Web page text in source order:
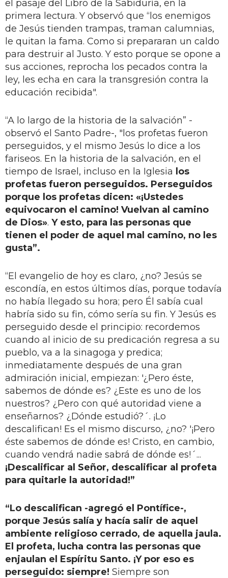
el pasaje del Libro de la Sabiduría, en la
primera lectura. Y observó que “los enemigos
de Jesús tienden trampas, traman calumnias,
le quitan la fama. Como si prepararan un caldo
para destruir al Justo. Y esto porque se opone a
sus acciones, reprocha los pecados contra la
ley, les echa en cara la transgresión contra la
educación recibida".
“A lo largo de la historia de la salvación” -
observó el Santo Padre-, "los profetas fueron
perseguidos, y el mismo Jesús lo dice a los
fariseos. En la historia de la salvación, en el
tiempo de Israel, incluso en la Iglesia los
profetas fueron perseguidos. Perseguidos
porque los profetas dicen: «¡Ustedes
equivocaron el camino! Vuelvan al camino
de Dios». Y esto, para las personas que
tienen el poder de aquel mal camino, no les
gusta”.
“El evangelio de hoy es claro, ¿no? Jesús se
escondía, en estos últimos días, porque todavía
no había llegado su hora; pero Él sabía cual
habría sido su fin, cómo sería su fin. Y Jesús es
perseguido desde el principio: recordemos
cuando al inicio de su predicación regresa a su
pueblo, va a la sinagoga y predica;
inmediatamente después de una gran
admiración inicial, empiezan: '¿Pero éste,
sabemos de dónde es? ¿Este es uno de los
nuestros? ¿Pero con qué autoridad viene a
enseñarnos? ¿Dónde estudió?´. ¡Lo
descalifican! Es el mismo discurso, ¿no? '¡Pero
éste sabemos de dónde es! Cristo, en cambio,
cuando vendrá nadie sabrá de dónde es!´...
¡Descalificar al Señor, descalificar al profeta
para quitarle la autoridad!”
“Lo descalifican -agregó el Pontífice-,
porque Jesús salía y hacía salir de aquel
ambiente religioso cerrado, de aquella jaula.
El profeta, lucha contra las personas que
enjaulan el Espíritu Santo. ¡Y por eso es
perseguido: siempre! Siempre son